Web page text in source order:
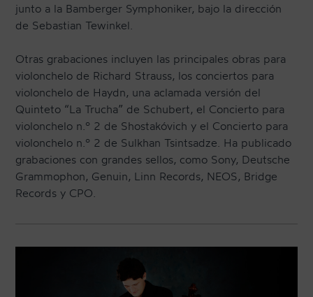
junto a la Bamberger Symphoniker, bajo la dirección
de Sebastian Tewinkel.
Otras grabaciones incluyen las principales obras para
violonchelo de Richard Strauss, los conciertos para
violonchelo de Haydn, una aclamada versión del
Quinteto “La Trucha” de Schubert, el Concierto para
violonchelo n.º 2 de Shostakóvich y el Concierto para
violonchelo n.º 2 de Sulkhan Tsintsadze. Ha publicado
grabaciones con grandes sellos, como Sony, Deutsche
Grammophon, Genuin, Linn Records, NEOS, Bridge
Records y CPO.